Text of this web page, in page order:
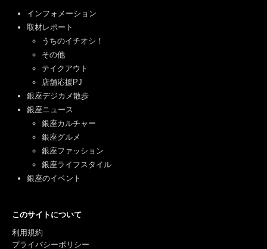
インフォメーション
取材レポート
うちのイチオシ！
その他
テイクアウト
店舗応援PJ
銀座デジカメ散歩
銀座ニュース
銀座カルチャー
銀座グルメ
銀座ファッション
銀座ライフスタイル
銀座のイベント
このサイトについて
利用規約
プライバシーポリシー